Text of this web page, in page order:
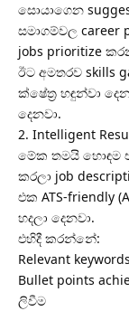
සොයාගෙන
සමාගම්වල career
jobs prioritize
ඊට අමතරව skills
ක්ෂේත්‍ර හඳුන්වා
දෙනවා.
2. Intelligent
මේක තමයි හොඳම
කරලා job
එක ATS-friendly
හදලා දෙනවා.
එහිදී කරන්නේ:
Relevant
Bullet points
ලිවීම